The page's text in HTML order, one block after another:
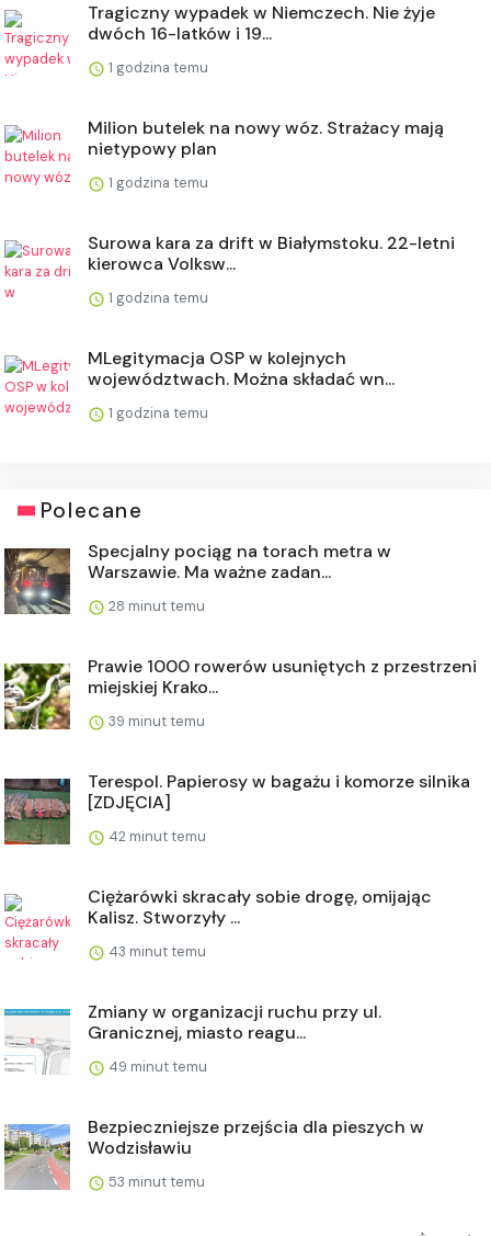
Tragiczny wypadek w Niemczech. Nie żyje
dwóch 16-latków i 19...
1 godzina temu
Milion butelek na nowy wóz. Strażacy mają
nietypowy plan
1 godzina temu
Surowa kara za drift w Białymstoku. 22-letni
kierowca Volksw...
1 godzina temu
MLegitymacja OSP w kolejnych
województwach. Można składać wn...
1 godzina temu
Polecane
Specjalny pociąg na torach metra w
Warszawie. Ma ważne zadan...
28 minut temu
Prawie 1000 rowerów usuniętych z przestrzeni
miejskiej Krako...
39 minut temu
Terespol. Papierosy w bagażu i komorze silnika
[ZDJĘCIA]
42 minut temu
Ciężarówki skracały sobie drogę, omijając
Kalisz. Stworzyły ...
43 minut temu
Zmiany w organizacji ruchu przy ul.
Granicznej, miasto reagu...
49 minut temu
Bezpieczniejsze przejścia dla pieszych w
Wodzisławiu
53 minut temu